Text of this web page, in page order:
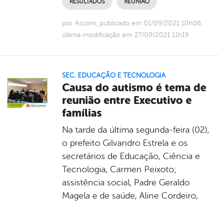
RESULTADOS REUNIÃO
por Ascom, publicado em 01/09/2021 10h06,
última modificação em 27/09/2021 11h19
SEC. EDUCAÇÃO E TECNOLOGIA
Causa do autismo é tema de
reunião entre Executivo e
famílias
Na tarde da última segunda-feira (02),
o prefeito Gilvandro Estrela e os
secretários de Educação, Ciência e
Tecnologia, Carmen Peixoto;
assistência social, Padre Geraldo
Magela e de saúde, Aline Cordeiro,